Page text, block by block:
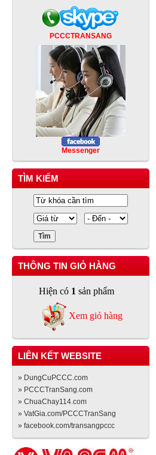
PCCCTRANSANG
Messenger
TÌM KIẾM
THÔNG TIN GIỎ HÀNG
Hiện có 1 sản phẩm
Xem giỏ hàng
LIÊN KẾT WEBSITE
» DungCuPCCC.com
» PCCCTranSang.com
» ChuaChay114.com
» VatGia.com/PCCCTranSang
» facebook.com/transangpccc